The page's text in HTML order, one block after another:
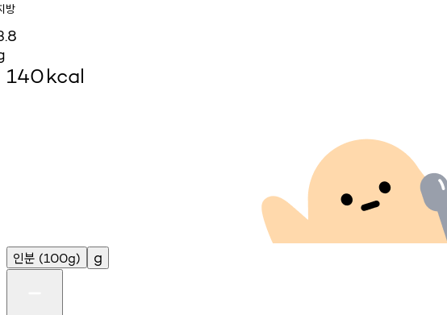
방
140kcal
인분 (100g) g